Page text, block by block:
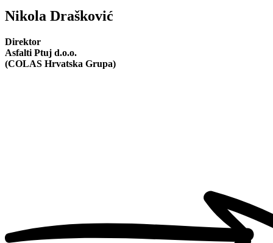
Nikola Drašković
Direktor
Asfalti Ptuj d.o.o.
(COLAS Hrvatska Grupa)